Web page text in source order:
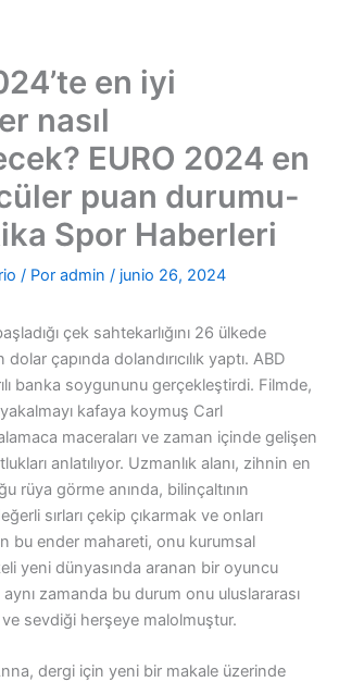
en iyi
nasıl
EURO 2024 en
puan durumu-
Spor Haberleri
/ Por admin / junio 26, 2024
çek sahtekarlığını 26 ülkede
çapında dolandırıcılık yaptı. ABD
banka soygununu gerçekleştirdi. Filmde,
kafaya koymuş Carl
maceraları ve zaman içinde gelişen
anlatılıyor. Uzmanlık alanı, zihnin en
rüya görme anında, bilinçaltının
sırları çekip çıkarmak ve onları
bu ender mahareti, onu kurumsal
yeni dünyasında aranan bir oyuncu
aynı zamanda bu durum onu uluslararası
sevdiği herşeye malolmuştur.
dergi için yeni bir makale üzerinde